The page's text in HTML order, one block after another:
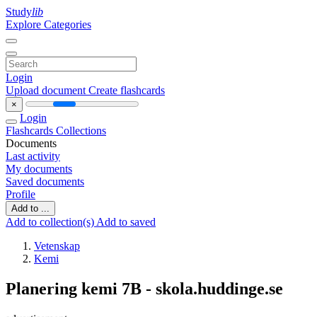
Studylib
Explore Categories
Login
Upload document Create flashcards
×
Login
Flashcards Collections
Documents
Last activity
My documents
Saved documents
Profile
Add to ...
Add to collection(s) Add to saved
Vetenskap
Kemi
Planering kemi 7B - skola.huddinge.se